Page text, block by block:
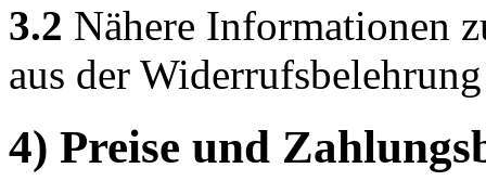
3.2 Nähere Informationen
aus der
4) Preise und